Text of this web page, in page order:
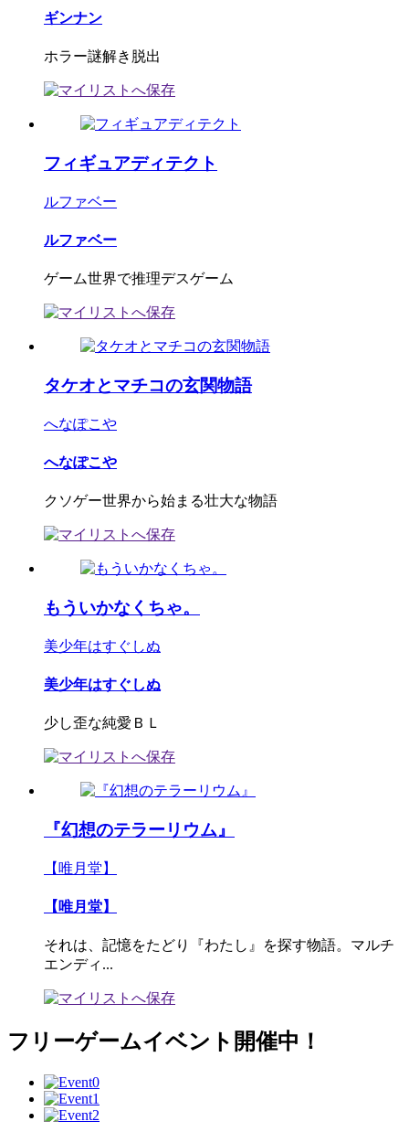
ギンナン
ホラー謎解き脱出
フィギュアディテクト
ルファベー
ルファベー
ゲーム世界で推理デスゲーム
タケオとマチコの玄関物語
へなぽこや
へなぽこや
クソゲー世界から始まる壮大な物語
もういかなくちゃ。
美少年はすぐしぬ
美少年はすぐしぬ
少し歪な純愛ＢＬ
『幻想のテラーリウム』
【唯月堂】
【唯月堂】
それは、記憶をたどり『わたし』を探す物語。マルチ
エンディ...
フリーゲームイベント開催中！